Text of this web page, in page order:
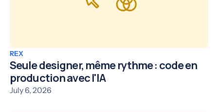
REX
Seule designer, même rythme : code en
production avec l'IA
July 6, 2026